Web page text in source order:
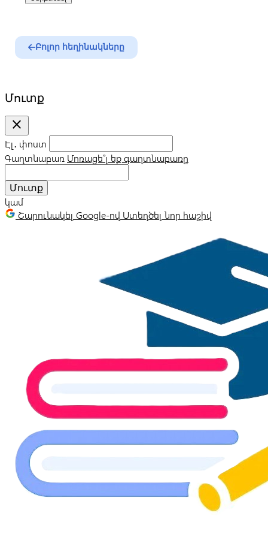
Բոլոր հեղինակները
Մուտք
close
Էլ․ փոստ
Գաղտնաբառ Մոռացե՞լ եք գաղտնաբառը
Մուտք
կամ
Շարունակել Google-ով Ստեղծել նոր հաշիվ